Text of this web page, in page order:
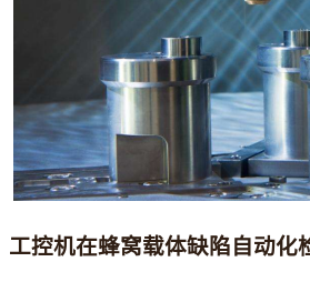
工控机在蜂窝载体缺陷自动化